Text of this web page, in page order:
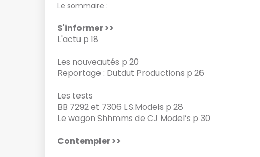
Le sommaire :
S'informer >>
L'actu p 18
Les nouveautés p 20
Reportage : Dutdut Productions p 26
Les tests
BB 7292 et 7306 L.S.Models p 28
Le wagon Shhmms de CJ Model’s p 30
Contempler >>